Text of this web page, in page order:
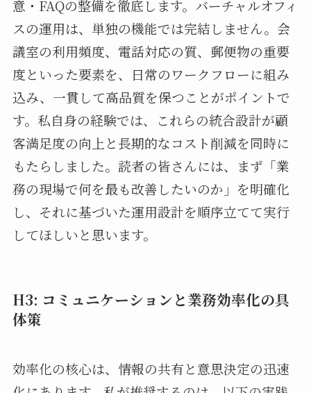
意・FAQの整備を徹底します。バーチャルオフィ
スの運用は、単独の機能では完結しません。会
議室の利用頻度、電話対応の質、郵便物の重要
度といった要素を、日常のワークフローに組み
込み、一貫して高品質を保つことがポイントで
す。私自身の経験では、これらの統合設計が顧
客満足度の向上と長期的なコスト削減を同時に
もたらしました。読者の皆さんには、まず「業
務の現場で何を最も改善したいのか」を明確化
し、それに基づいた運用設計を順序立てて実行
してほしいと思います。
H3: コミュニケーションと業務効率化の具
体策
効率化の核心は、情報の共有と意思決定の迅速